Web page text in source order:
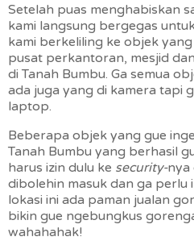
Setelah puas menghabiskan
kami langsung bergegas
kami berkeliling ke objek
pusat perkantoran, mesjid
di Tanah Bumbu. Ga semua
ada juga yang di kamera tapi
laptop.
Beberapa objek yang gue
Tanah Bumbu yang berhasil
harus izin dulu ke security-nya
dibolehin masuk dan ga perlu
lokasi ini ada paman jualan
bikin gue ngebungkus
wahahahak!